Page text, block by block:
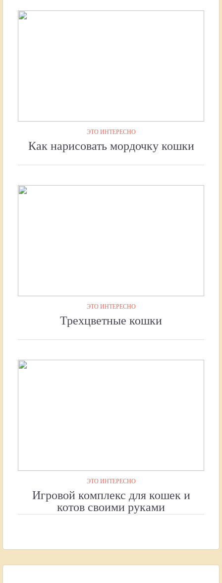
ЭТО ИНТЕРЕСНО
Как нарисовать мордочку кошки
ЭТО ИНТЕРЕСНО
Трехцветные кошки
ЭТО ИНТЕРЕСНО
Игровой комплекс для кошек и
котов своими руками